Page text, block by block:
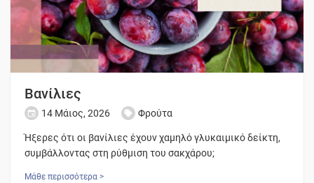
Βανίλιες
14 Μάιος, 2026 Φρούτα
Ήξερες ότι οι βανίλιες έχουν χαμηλό γλυκαιμικό δείκτη,
συμβάλλοντας στη ρύθμιση του σακχάρου;
Μάθε περισσότερα >